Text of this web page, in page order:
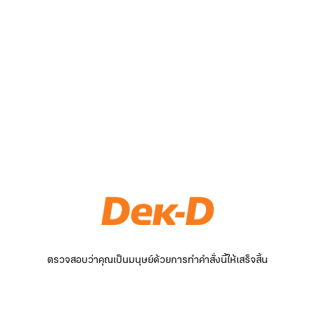
ตรวจสอบว่าคุณเป็นมนุษย์ด้วยการทำคำสั่งนี้ให้เสร็จสิ้น